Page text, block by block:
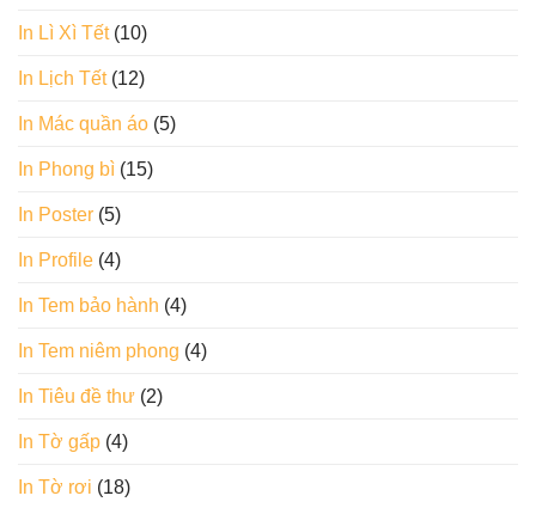
In Lì Xì Tết(10)
In Lịch Tết(12)
In Mác quần áo (5)
In Phong bì (15)
In Poster (5)
In Profile (4)
In Tem bảo hành (4)
In Tem niêm phong (4)
In Tiêu đề thư (2)
In Tờ gấp (4)
In Tờ rơi (18)